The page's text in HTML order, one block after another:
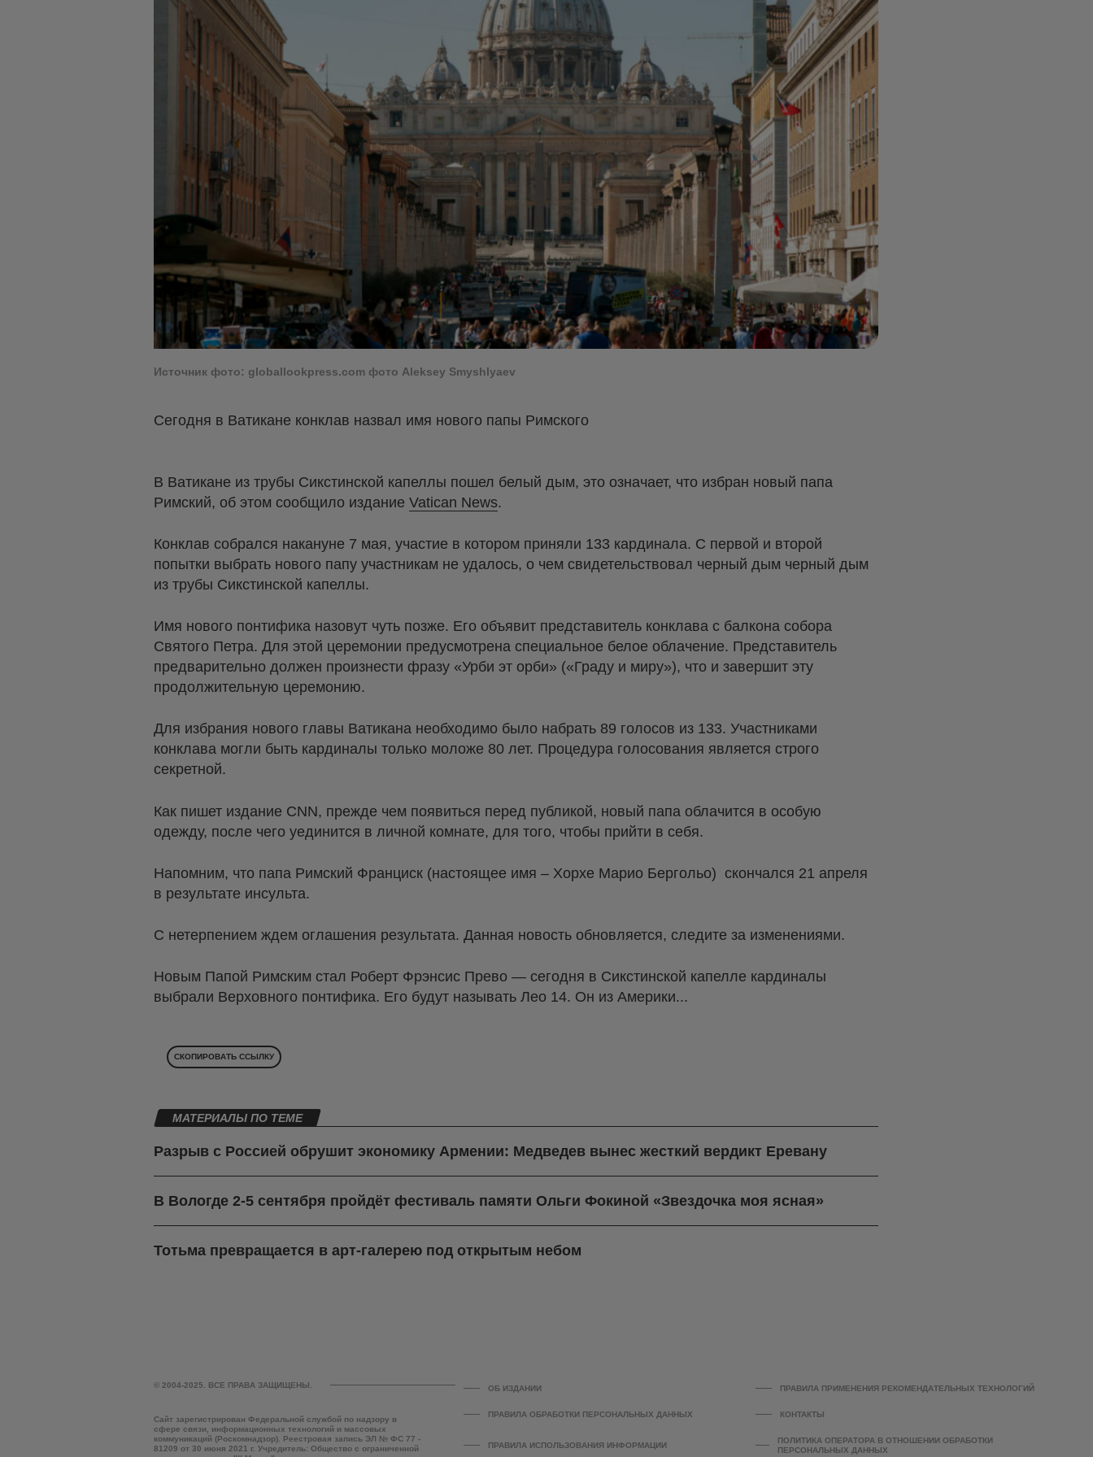
Источник фото: globallookpress.com фото Aleksey Smyshlyaev
Сегодня в Ватикане конклав назвал имя нового папы Римского
В Ватикане из трубы Сикстинской капеллы пошел белый дым, это означает, что избран новый папа
Римский, об этом сообщило издание Vatican News.
Конклав собрался накануне 7 мая, участие в котором приняли 133 кардинала. С первой и второй
попытки выбрать нового папу участникам не удалось, о чем свидетельствовал черный дым черный дым
из трубы Сикстинской капеллы.
Имя нового понтифика назовут чуть позже. Его объявит представитель конклава с балкона собора
Святого Петра. Для этой церемонии предусмотрена специальное белое облачение. Представитель
предварительно должен произнести фразу «Урби эт орби» («Граду и миру»), что и завершит эту
продолжительную церемонию.
Для избрания нового главы Ватикана необходимо было набрать 89 голосов из 133. Участниками
конклава могли быть кардиналы только моложе 80 лет. Процедура голосования является строго
секретной.
Как пишет издание CNN, прежде чем появиться перед публикой, новый папа облачится в особую
одежду, после чего уединится в личной комнате, для того, чтобы прийти в себя.
Напомним, что папа Римский Франциск (настоящее имя – Хорхе Марио Бергольо) скончался 21 апреля
в результате инсульта.
С нетерпением ждем оглашения результата. Данная новость обновляется, следите за изменениями.
Новым Папой Римским стал Роберт Фрэнсис Прево — сегодня в Сикстинской капелле кардиналы
выбрали Верховного понтифика. Его будут называть Лео 14. Он из Америки...
СКОПИРОВАТЬ ССЫЛКУ
МАТЕРИАЛЫ ПО ТЕМЕ
Разрыв с Россией обрушит экономику Армении: Медведев вынес жесткий вердикт Еревану
В Вологде 2-5 сентября пройдёт фестиваль памяти Ольги Фокиной «Звездочка моя ясная»
Тотьма превращается в арт-галерею под открытым небом
© 2004-2025. ВСЕ ПРАВА ЗАЩИЩЕНЫ.
Сайт зарегистрирован Федеральной службой по надзору в
сфере связи, информационных технологий и массовых
коммуникаций (Роскомнадзор). Реестровая запись ЭЛ № ФС 77 -
81209 от 30 июня 2021 г. Учредитель: Общество с ограниченной
ОБ ИЗДАНИИ ПРАВИЛА ПРИМЕНЕНИЯ РЕКОМЕНДАТЕЛЬНЫХ ТЕХНОЛОГИЙ
ПРАВИЛА ОБРАБОТКИ ПЕРСОНАЛЬНЫХ ДАННЫХ КОНТАКТЫ
ПРАВИЛА ИСПОЛЬЗОВАНИЯ ИНФОРМАЦИИ
ПОЛИТИКА ОПЕРАТОРА В ОТНОШЕНИИ ОБРАБОТКИ
ПЕРСОНАЛЬНЫХ ДАННЫХ